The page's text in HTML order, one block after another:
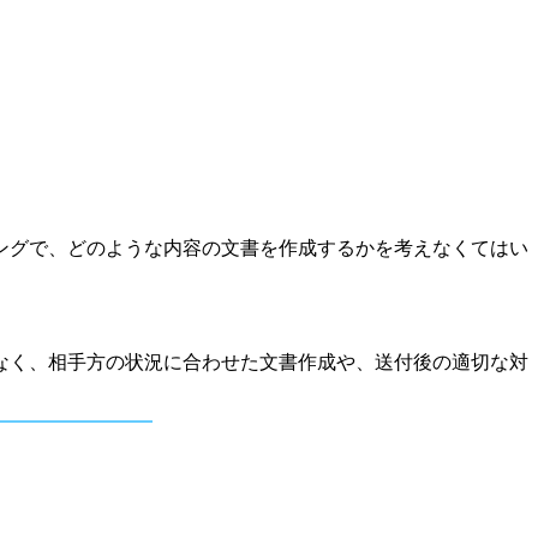
で、どのような内容の文書を作成するかを考えなくてはい
、相手方の状況に合わせた文書作成や、送付後の適切な対